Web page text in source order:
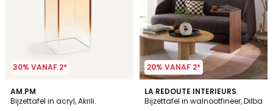
30% VANAF 2*
AM.PM
Bijzettafel in acryl, Akrili.
3.5
/ 5
2
Kleuren
20% VANAF 2*
LA REDOUTE INTERIEURS
Bijzettafel in walnootfineer, Dilba
4
/